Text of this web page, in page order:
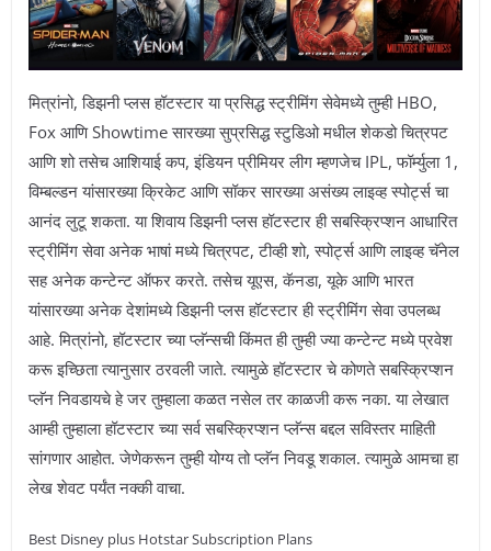
मित्रांनो, डिझनी प्लस हॉटस्टार या प्रसिद्ध स्ट्रीमिंग सेवेमध्ये तुम्ही HBO,
Fox आणि Showtime सारख्या सुप्रसिद्ध स्टुडिओ मधील शेकडो चित्रपट
आणि शो तसेच आशियाई कप, इंडियन प्रीमियर लीग म्हणजेच IPL, फॉर्म्युला 1,
विम्बल्डन यांसारख्या क्रिकेट आणि सॉकर सारख्या असंख्य लाइव्ह स्पोर्ट्स चा
आनंद लुटू शकता. या शिवाय डिझनी प्लस हॉटस्टार ही सबस्क्रिप्शन आधारित
स्ट्रीमिंग सेवा अनेक भाषां मध्ये चित्रपट, टीव्ही शो, स्पोर्ट्स आणि लाइव्ह चॅनेल
सह अनेक कन्टेन्ट ऑफर करते. तसेच यूएस, कॅनडा, यूके आणि भारत
यांसारख्या अनेक देशांमध्ये डिझनी प्लस हॉटस्टार ही स्ट्रीमिंग सेवा उपलब्ध
आहे. मित्रांनो, हॉटस्टार च्या प्लॅन्सची किंमत ही तुम्ही ज्या कन्टेन्ट मध्ये प्रवेश
करू इच्छिता त्यानुसार ठरवली जाते. त्यामुळे हॉटस्टार चे कोणते सबस्क्रिप्शन
प्लॅन निवडायचे हे जर तुम्हाला कळत नसेल तर काळजी करू नका. या लेखात
आम्ही तुम्हाला हॉटस्टार च्या सर्व सबस्क्रिप्शन प्लॅन्स बद्दल सविस्तर माहिती
सांगणार आहोत. जेणेकरून तुम्ही योग्य तो प्लॅन निवडू शकाल. त्यामुळे आमचा हा
लेख शेवट पर्यंत नक्की वाचा.
Best Disney plus Hotstar Subscription Plans